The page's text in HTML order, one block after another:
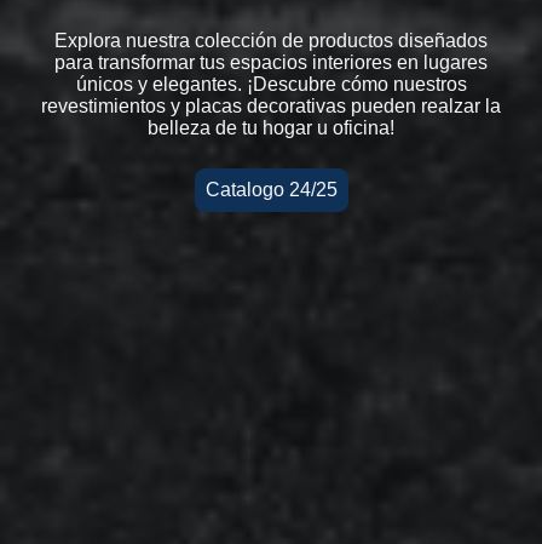
Explora nuestra colección de productos diseñados
para transformar tus espacios interiores en lugares
únicos y elegantes. ¡Descubre cómo nuestros
revestimientos y placas decorativas pueden realzar la
belleza de tu hogar u oficina!
Catalogo 24/25